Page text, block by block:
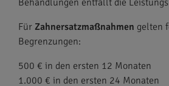
Behandlungen entfällt die
Für Zahnersatzmaßnahmen gelten
Begrenzungen:
500 € in den ersten 12 Monaten
1.000 € in den ersten 24 Monaten